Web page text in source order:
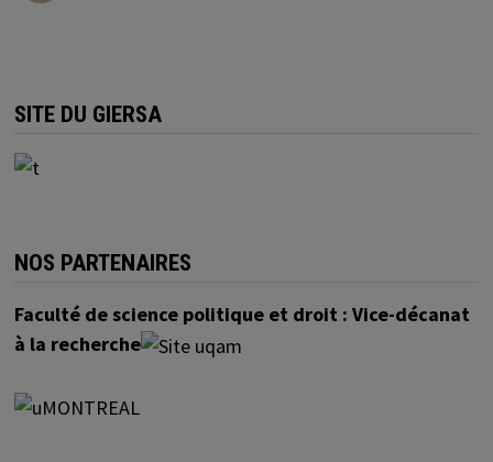
SITE DU GIERSA
NOS PARTENAIRES
Faculté de science politique et droit : Vice-décanat
à la recherche